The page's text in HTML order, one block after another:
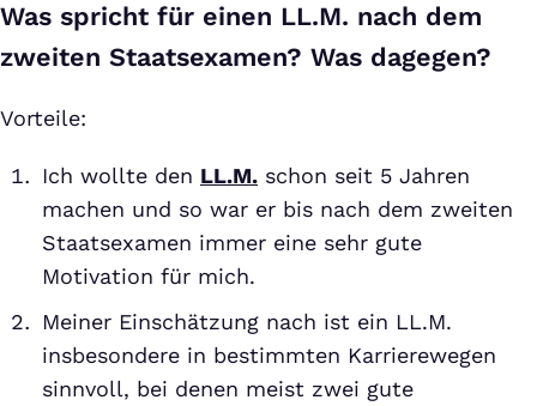
Was spricht für einen LL.M. nach dem
zweiten Staatsexamen? Was dagegen?
Vorteile:
Ich wollte den LL.M. schon seit 5 Jahren
machen und so war er bis nach dem zweiten
Staatsexamen immer eine sehr gute
Motivation für mich.
Meiner Einschätzung nach ist ein LL.M.
insbesondere in bestimmten Karrierewegen
sinnvoll, bei denen meist zwei gute